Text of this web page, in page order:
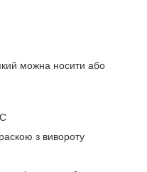
можна носити або
з вивороту